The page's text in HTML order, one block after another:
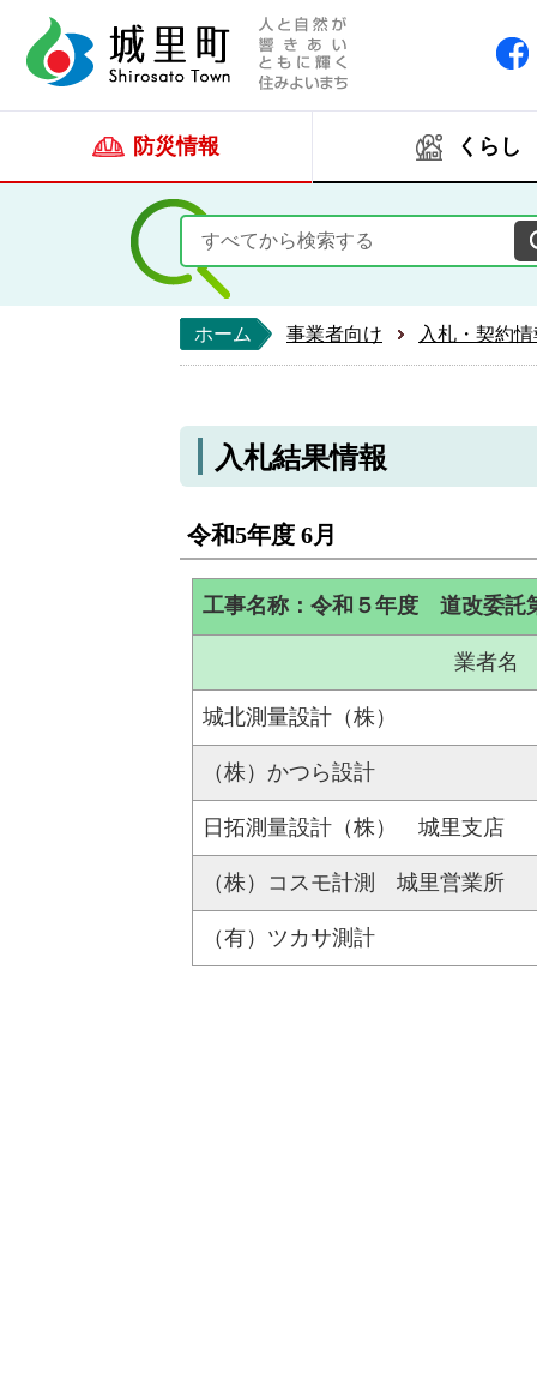
防災情報 くらし
ホーム 事業者向け 入札・契約
入札結果情報
令和5年度 6月
工事名称：令和５年度 道改委託
業者名
城北測量設計（株）
（株）かつら設計
日拓測量設計（株） 城里支店
（株）コスモ計測 城里営業所
（有）ツカサ測計